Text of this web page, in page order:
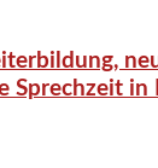
Sprechzeit in